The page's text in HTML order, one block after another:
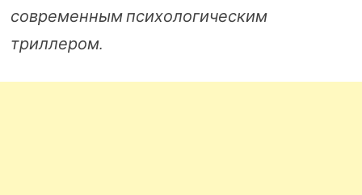
современным психологическим
триллером.